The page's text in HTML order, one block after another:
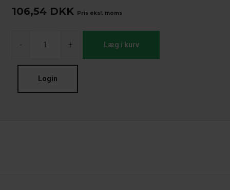
106,54 DKK Pris eksl. moms
- + Læg i kurv
Login